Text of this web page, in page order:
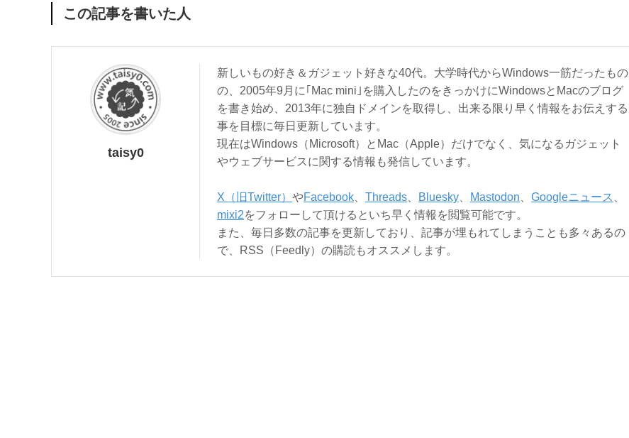
この記事を書いた人
taisy0
新しいもの好き＆ガジェット好きな40代。大学時代からWindows一筋だったもの
の、2005年9月に｢Mac mini｣を購入したのをきっかけにWindowsとMacのブログ
を書き始め、2013年に独自ドメインを取得し、出来る限り早く情報をお伝えする
事を目標に毎日更新しています。
現在はWindows（Microsoft）とMac（Apple）だけでなく、気になるガジェット
やウェブサービスに関する情報も発信しています。
X（旧Twitter） やFacebook Threads Bluesky Mastodon Googleニュース
mixi2をフォローして頂けるといち早く情報を閲覧可能です。
また、毎日多数の記事を更新しており、記事が埋もれてしまうことも多々あるの
で、RSS（Feedly）の購読もオススメします。